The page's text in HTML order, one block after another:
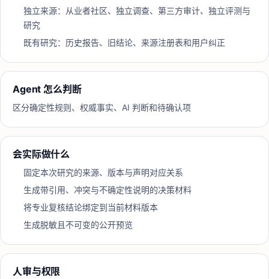
独立来源：从业者社区、独立调查、第三方审计、独立评测与
研究
既有研究：历史报告、旧结论、来源注册表和用户纠正
Agent 怎么判断
区分确定性规则、权威事实、AI 判断和待确认项
会实际做什么
固定本次研究的来源、版本与声明对应关系
生成带引用、冲突与不确定性说明的决策材料
将专业复核结论绑定到当前材料版本
生成脱敏且不可变的公开预览
人审与权限